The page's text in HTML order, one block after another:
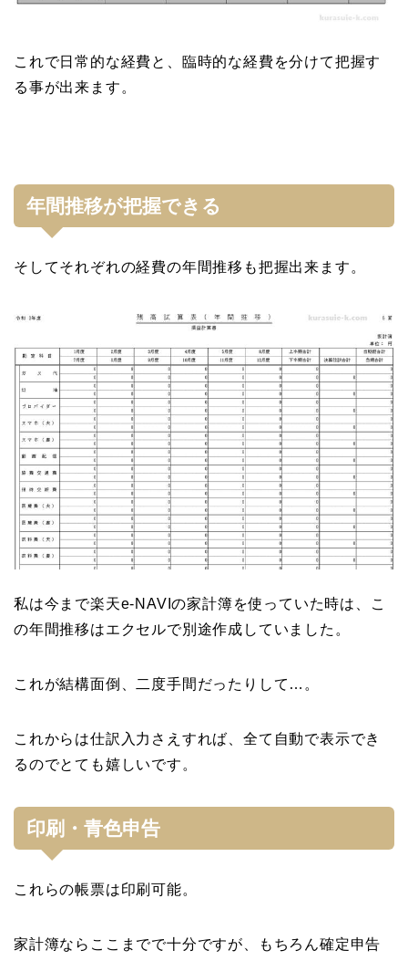
これで日常的な経費と、臨時的な経費を分けて把握す
る事が出来ます。
年間推移が把握できる
そしてそれぞれの経費の年間推移も把握出来ます。
私は今まで楽天e-NAVIの家計簿を使っていた時は、こ
の年間推移はエクセルで別途作成していました。
これが結構面倒、二度手間だったりして…。
これからは仕訳入力さえすれば、全て自動で表示でき
るのでとても嬉しいです。
印刷・青色申告
これらの帳票は印刷可能。
家計簿ならここまでで十分ですが、もちろん確定申告